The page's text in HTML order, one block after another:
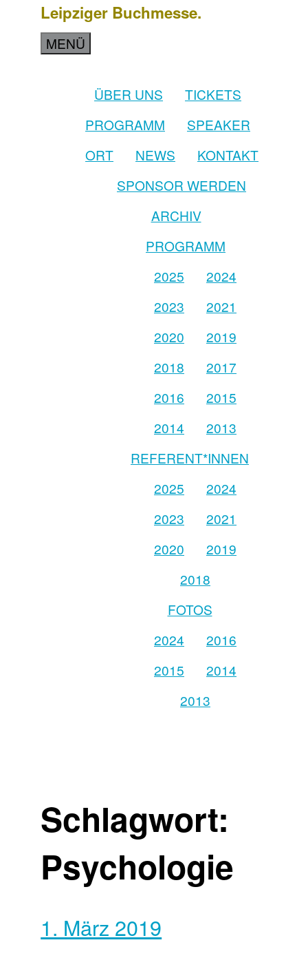
Leipziger Buchmesse.
MENÜ
ÜBER UNS
TICKETS
PROGRAMM
SPEAKER
ORT
NEWS
KONTAKT
SPONSOR WERDEN
ARCHIV
PROGRAMM
2025
2024
2023
2021
2020
2019
2018
2017
2016
2015
2014
2013
REFERENT*INNEN
2025
2024
2023
2021
2020
2019
2018
FOTOS
2024
2016
2015
2014
2013
Schlagwort:
Psychologie
1. März 2019